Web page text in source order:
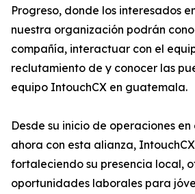
Progreso, donde los interesados
nuestra organización podrán
compañía, interactuar con el
reclutamiento de y conocer las
equipo IntouchCX en guatemala.
Desde su inicio de operaciones en
ahora con esta alianza,
fortaleciendo su presencia local,
oportunidades laborales para